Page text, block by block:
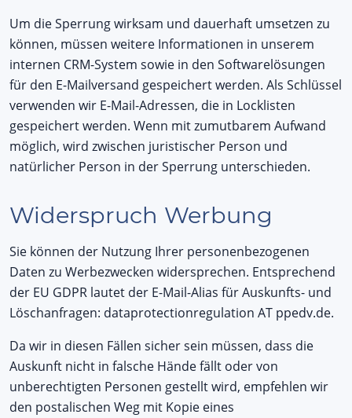
Um die Sperrung wirksam und dauerhaft umsetzen zu
können, müssen weitere Informationen in unserem
internen CRM-System sowie in den Softwarelösungen
für den E-Mailversand gespeichert werden. Als Schlüssel
verwenden wir E-Mail-Adressen, die in Locklisten
gespeichert werden. Wenn mit zumutbarem Aufwand
möglich, wird zwischen juristischer Person und
natürlicher Person in der Sperrung unterschieden.
Widerspruch Werbung
Sie können der Nutzung Ihrer personenbezogenen
Daten zu Werbezwecken widersprechen. Entsprechend
der EU GDPR lautet der E-Mail-Alias für Auskunfts- und
Löschanfragen: dataprotectionregulation AT ppedv.de.
Da wir in diesen Fällen sicher sein müssen, dass die
Auskunft nicht in falsche Hände fällt oder von
unberechtigten Personen gestellt wird, empfehlen wir
den postalischen Weg mit Kopie eines